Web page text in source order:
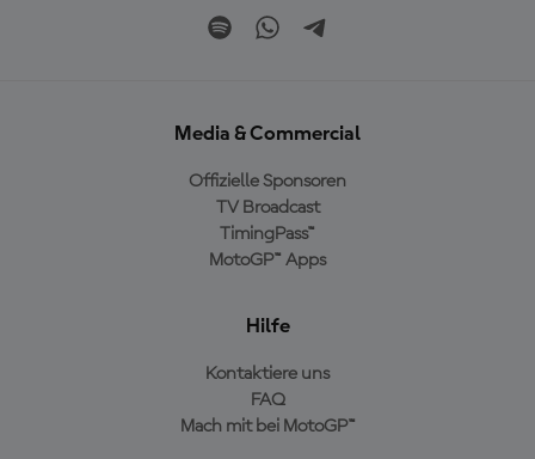
Media & Commercial
Offizielle Sponsoren
TV Broadcast
TimingPass™
MotoGP™ Apps
Hilfe
Kontaktiere uns
FAQ
Mach mit bei MotoGP™